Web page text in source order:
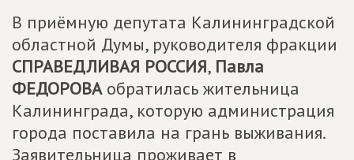
В приёмную депутата Калининградской
областной Думы, руководителя фракции
СПРАВЕДЛИВАЯ РОССИЯ, Павла
ФЕДОРОВАобратилась жительница
Калининграда, которую администрация
города поставила на грань выживания.
Заявительница проживает в